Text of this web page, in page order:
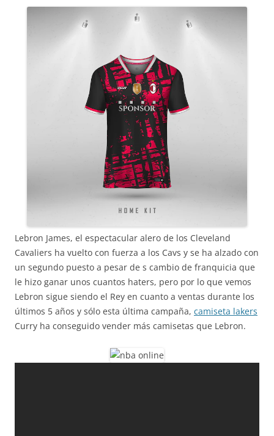
Lebron James, el espectacular alero de los Cleveland
Cavaliers ha vuelto con fuerza a los Cavs y se ha alzado con
un segundo puesto a pesar de s cambio de franquicia que
le hizo ganar unos cuantos haters, pero por lo que vemos
Lebron sigue siendo el Rey en cuanto a ventas durante los
últimos 5 años y sólo esta última campaña, camiseta lakers
Curry ha conseguido vender más camisetas que Lebron.